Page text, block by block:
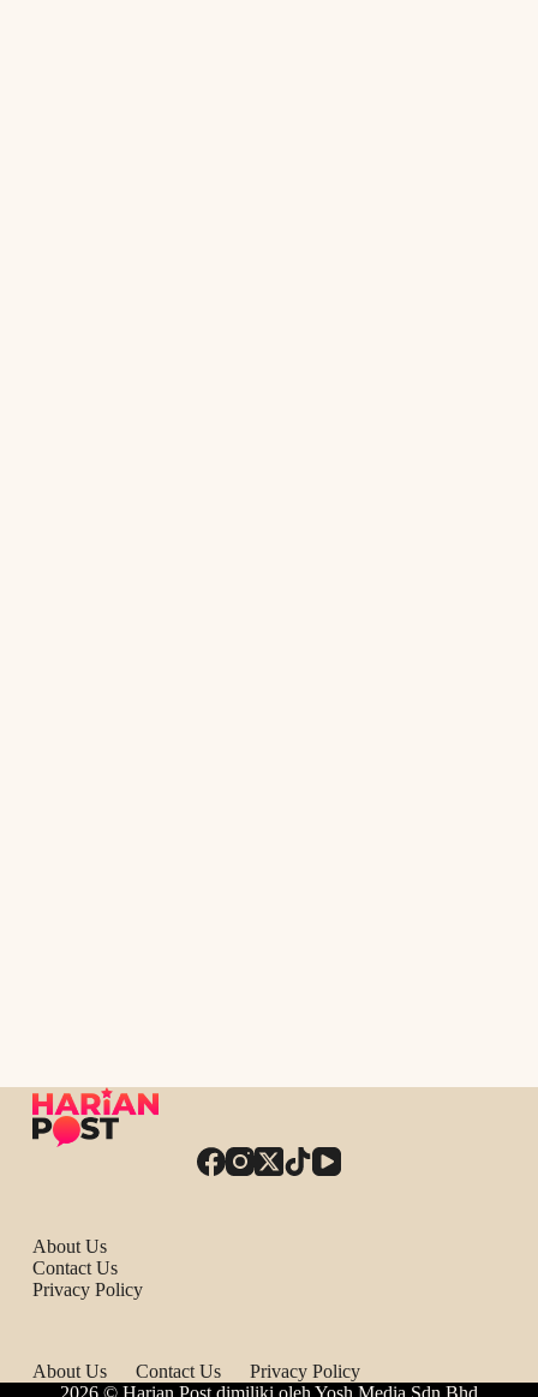
About Us
Contact Us
Privacy Policy
About Us Contact Us
Privacy Policy
2026 © Harian Post dimiliki oleh Yosh Media Sdn Bhd